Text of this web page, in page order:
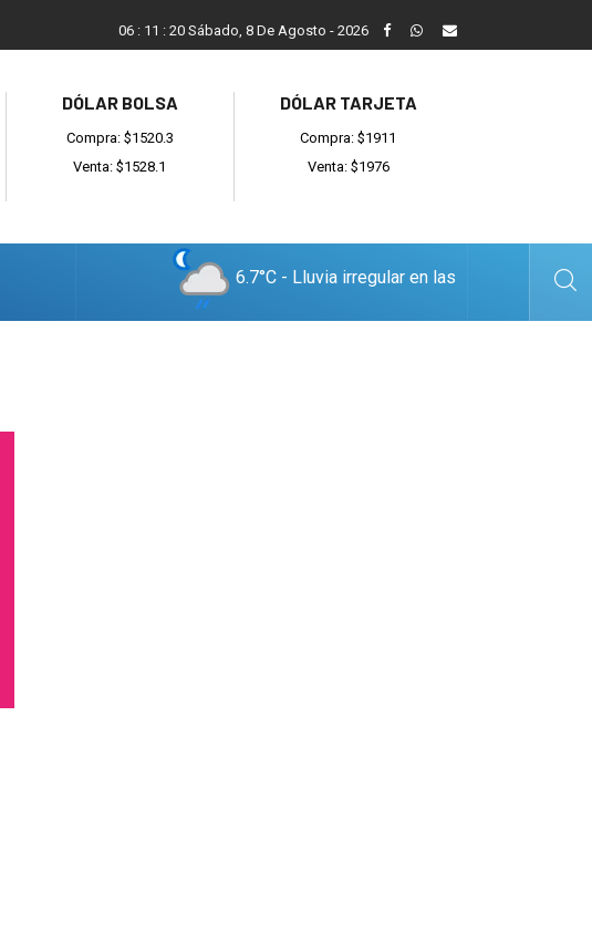
Vecinos, instituciones y concejales se manifestaron contra
06 : 11 : 21 Sábado, 8 De Agosto - 2026
DÓLAR BOLSA
Compra: $1520.3
Venta: $1528.1
DÓLAR TARJETA
Compra: $1911
Venta: $1976
6.7°C - Lluvia irregular en las